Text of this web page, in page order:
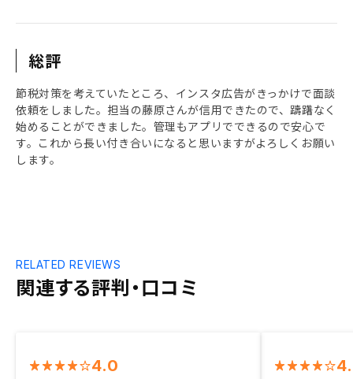
総評
節税対策を考えていたところ、インスタ広告がきっかけで面談
依頼をしました。担当の藤原さんが信用できたので、躊躇なく
始めることができました。管理もアプリでできるので安心で
す。これから長い付き合いになると思いますがよろしくお願い
します。
関連する評判・口コミ
RELATED REVIEWS
4.0